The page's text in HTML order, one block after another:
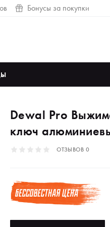
Бонусы за покупки
Dewal Pro
ключ
ОТЗЫВОВ 0